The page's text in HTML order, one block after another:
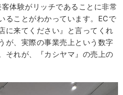
体験がリッチであることに非常
ることがわかっています。ECで
に来てください』と言ってくれ
が、実際の事業売上という数字
それが、『カシヤマ』の売上の